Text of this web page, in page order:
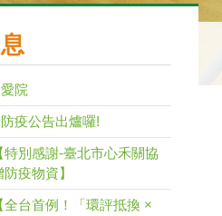
院
疫公告出爐囉!
特別感謝-臺北市心禾關協
疫物資】
全台首例！「環評抵換 ×